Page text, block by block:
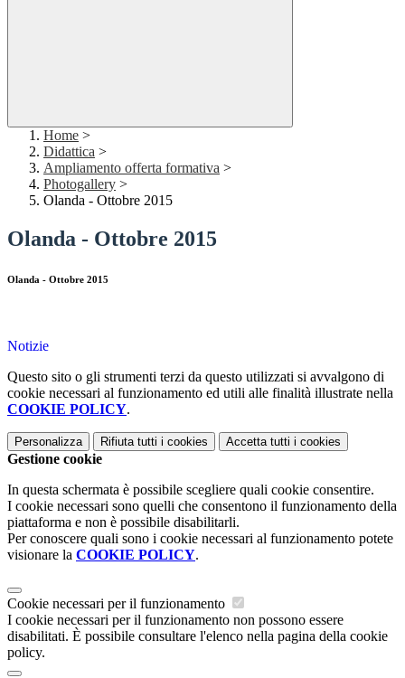
Home >
Didattica >
Ampliamento offerta formativa >
Photogallery >
Olanda - Ottobre 2015
Olanda - Ottobre 2015
Olanda - Ottobre 2015
Notizie
Questo sito o gli strumenti terzi da questo utilizzati si avvalgono di
cookie necessari al funzionamento ed utili alle finalità illustrate nella
COOKIE POLICY.
Personalizza Rifiuta tutti i cookies Accetta tutti i cookies
Gestione cookie
In questa schermata è possibile scegliere quali cookie consentire.
I cookie necessari sono quelli che consentono il funzionamento della
piattaforma e non è possibile disabilitarli.
Per conoscere quali sono i cookie necessari al funzionamento potete
visionare la COOKIE POLICY.
Cookie necessari per il funzionamento
I cookie necessari per il funzionamento non possono essere
disabilitati. È possibile consultare l'elenco nella pagina della cookie
policy.